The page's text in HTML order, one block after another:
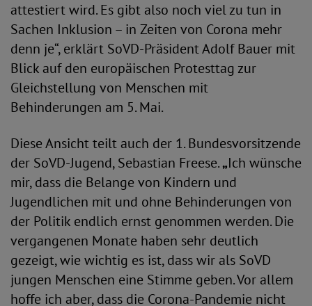
attestiert wird. Es gibt also noch viel zu tun in
Sachen Inklusion – in Zeiten von Corona mehr
denn je“, erklärt SoVD-Präsident Adolf Bauer mit
Blick auf den europäischen Protesttag zur
Gleichstellung von Menschen mit
Behinderungen am 5. Mai.
Diese Ansicht teilt auch der 1. Bundesvorsitzende
der SoVD-Jugend, Sebastian Freese.„Ich wünsche
mir, dass die Belange von Kindern und
Jugendlichen mit und ohne Behinderungen von
der Politik endlich ernst genommen werden. Die
vergangenen Monate haben sehr deutlich
gezeigt, wie wichtig es ist, dass wir als SoVD
jungen Menschen eine Stimme geben. Vor allem
hoffe ich aber, dass die Corona-Pandemie nicht